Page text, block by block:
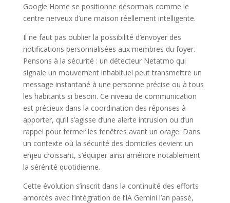
Google Home se positionne désormais comme le
centre nerveux d’une maison réellement intelligente.
Il ne faut pas oublier la possibilité d’envoyer des
notifications personnalisées aux membres du foyer.
Pensons à la sécurité : un détecteur Netatmo qui
signale un mouvement inhabituel peut transmettre un
message instantané à une personne précise ou à tous
les habitants si besoin. Ce niveau de communication
est précieux dans la coordination des réponses à
apporter, qu’il s’agisse d’une alerte intrusion ou d’un
rappel pour fermer les fenêtres avant un orage. Dans
un contexte où la sécurité des domiciles devient un
enjeu croissant, s’équiper ainsi améliore notablement
la sérénité quotidienne.
Cette évolution s’inscrit dans la continuité des efforts
amorcés avec l’intégration de l’IA Gemini l’an passé,